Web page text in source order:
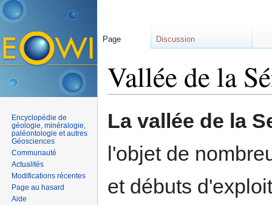
Vallée de la
La vallée de la
l'objet de
et débuts
Page Discussion
Encyclopédie de
géologie, minéralogie,
paléontologie et autres
Géosciences
Communauté
Actualités
Modifications récentes
Page au hasard
Aide